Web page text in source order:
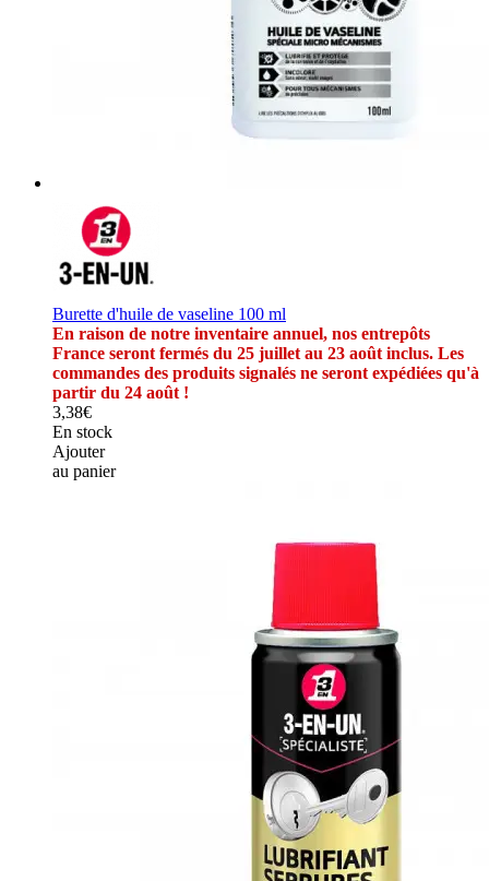
Burette d'huile de vaseline 100 ml
En raison de notre inventaire annuel, nos entrepôts
France seront fermés du 25 juillet au 23 août inclus. Les
commandes des produits signalés ne seront expédiées qu'à
partir du 24 août !
3,38€
En stock
Ajouter
au panier